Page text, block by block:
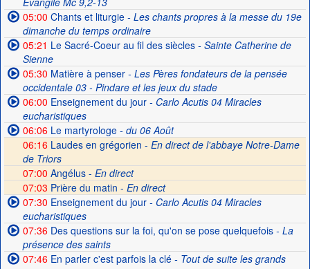
05:00 Chants et liturgie- Les chants propres à la messe du 19e
dimanche du temps ordinaire
05:21 Le Sacré-Coeur au fil des siècles- Sainte Catherine de
Sienne
05:30 Matière à penser- Les Pères fondateurs de la pensée
occidentale 03 - Pindare et les jeux du stade
06:00 Enseignement du jour- Carlo Acutis 04 Miracles
eucharistiques
06:06Le martyrologe- du 06 Août
06:16 Laudes en grégorien - En direct de l'abbaye Notre-Dame
de Triors
07:00 Angélus - En direct
07:03 Prière du matin - En direct
07:30 Enseignement du jour- Carlo Acutis 04 Miracles
eucharistiques
07:36Des questions sur la foi, qu'on se pose quelquefois- La
présence des saints
07:46En parler c'est parfois la clé- Tout de suite les grands